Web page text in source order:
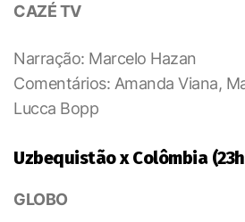
CAZÉ TV
Narração: Marcelo Hazan
Comentários: Amanda Viana,
Lucca Bopp
Uzbequistão x Colômbia
GLOBO